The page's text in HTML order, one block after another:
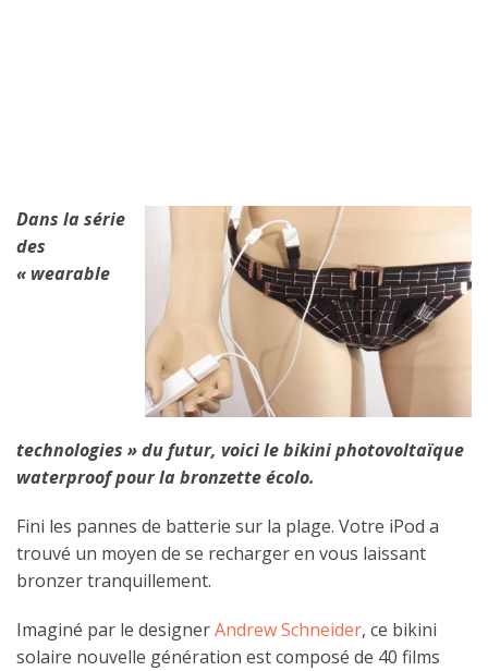
Dans la série
des
« wearable
technologies » du futur, voici le bikini photovoltaïque
waterproof pour la bronzette écolo.
Fini les pannes de batterie sur la plage. Votre iPod a
trouvé un moyen de se recharger en vous laissant
bronzer tranquillement.
Imaginé par le designerAndrew Schneider, ce bikini
solaire nouvelle génération est composé de 40 films